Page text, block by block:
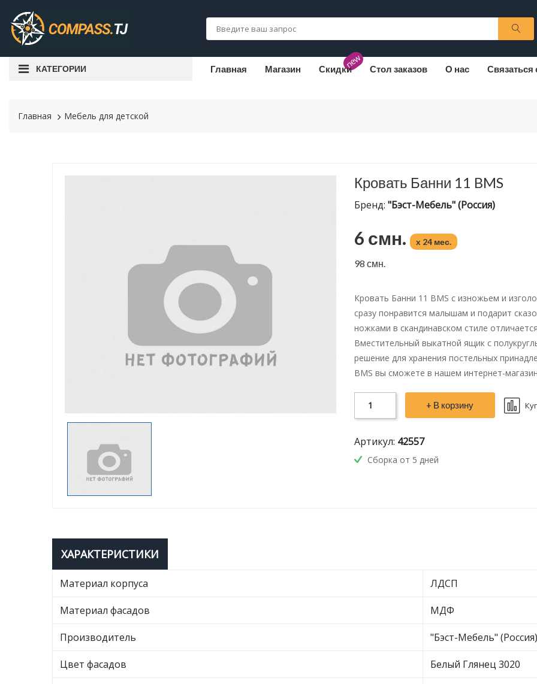
КАТЕГОРИИ Главная Магазин new
Скидки Стол заказов О нас Связаться
Главная Мебель для детской
Кровать Банни 11 BMS
Бренд: "Бэст-Мебель" (Россия)
6 смн. x 24 мес.
98 смн.
Кровать Банни 11 BMS с изножьем и
сразу понравится малышам и подарит
ножками в скандинавском стиле
Вместительный выкатной ящик с
решение для хранения постельных
BMS вы сможете в нашем интернет-
+ В корзину
Артикул: 42557
Сборка от 5 дней
ХАРАКТЕРИСТИКИ
Материал корпуса ЛДСП
Материал фасадов МДФ
Производитель "Бэст-Мебель" (Россия)
Цвет фасадов Белый Глянец 3020